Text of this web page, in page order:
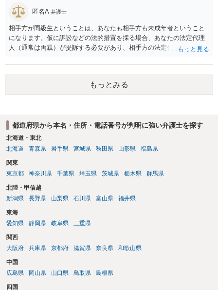
に伝えるのが良い対処法と思います。
匿名A 弁護士
相手方が同級生ということは、あなたも相手方も未成年者ということ
になります。仮に訴訟などの法的措置を採る場合、あなたの法定代理
人（通常は両親）が提訴する必要があり、相手方の法定代理人（通常
話し合いで解決した方がよい問題だと思います。
もっとみる
都道府県から本名・住所・電話番号が判明に強い弁護士を探す
北海道・東北
北海道
青森県 岩手県 宮城県 秋田県 山形県 福島県
関東
東京都
神奈川県 千葉県 埼玉県 茨城県 栃木県 群馬県
北陸・甲信越
新潟県
長野県 山梨県 石川県 富山県 福井県
東海
愛知県
静岡県 岐阜県 三重県
関西
大阪府
兵庫県 京都府 滋賀県 奈良県 和歌山県
中国
広島県
岡山県 山口県 鳥取県 島根県
四国